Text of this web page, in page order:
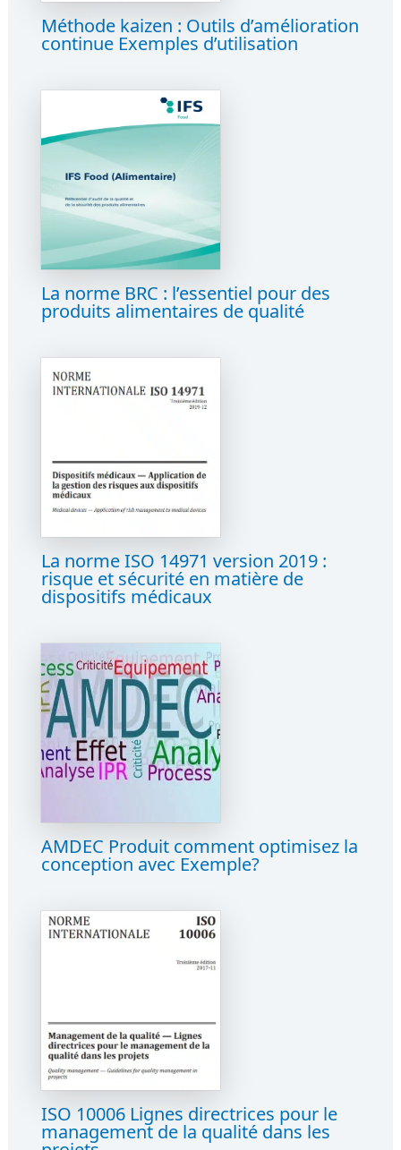
Méthode kaizen : Outils d’amélioration
continue Exemples d’utilisation
La norme BRC : l’essentiel pour des
produits alimentaires de qualité
La norme ISO 14971 version 2019 :
risque et sécurité en matière de
dispositifs médicaux
AMDEC Produit comment optimisez la
conception avec Exemple?
ISO 10006 Lignes directrices pour le
management de la qualité dans les